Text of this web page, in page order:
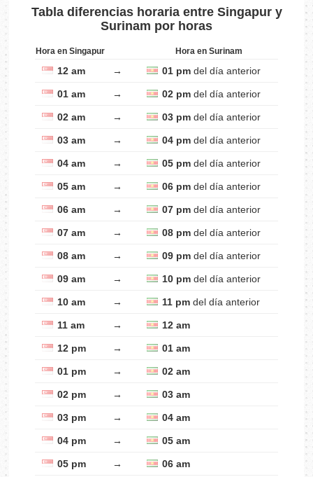
Tabla diferencias horaria entre Singapur y
Surinam por horas
Hora en Singapur Hora en Surinam
12 am → 01 pm del día anterior
01 am → 02 pm del día anterior
02 am → 03 pm del día anterior
03 am → 04 pm del día anterior
04 am → 05 pm del día anterior
05 am → 06 pm del día anterior
06 am → 07 pm del día anterior
07 am → 08 pm del día anterior
08 am → 09 pm del día anterior
09 am → 10 pm del día anterior
10 am → 11 pm del día anterior
11 am → 12 am
12 pm → 01 am
01 pm → 02 am
02 pm → 03 am
03 pm → 04 am
04 pm → 05 am
05 pm → 06 am